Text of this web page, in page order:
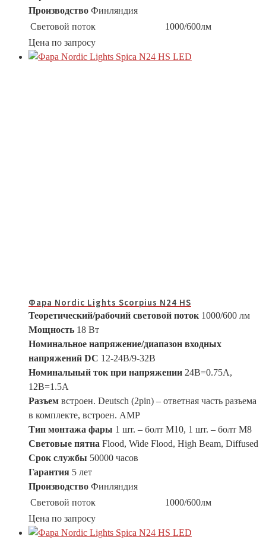
Производство Финляндия
Световой поток
1000/600лм
Цена по запросу
Фара Nordic Lights Scorpius N24 HS
Теоретический/рабочий световой поток 1000/600 лм
Мощность 18 Вт
Номинальное напряжение/диапазон входных
напряжений DC 12-24В/9-32В
Номинальный ток при напряжении 24В=0.75A,
12В=1.5A
Разъем встроен. Deutsch (2pin) – ответная часть разъема
в комплекте, встроен. АМР
Тип монтажа фары 1 шт. – болт М10, 1 шт. – болт М8
Световые пятна Flood, Wide Flood, High Beam, Diffused
Срок службы 50000 часов
Гарантия 5 лет
Производство Финляндия
Световой поток
1000/600лм
Цена по запросу